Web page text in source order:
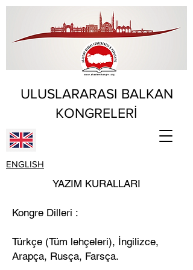
ULUSLARARASI BALKAN
KONGRELERİ
ENGLISH
YAZIM KURALLARI
Kongre Dilleri :
Türkçe (Tüm lehçeleri), İngilizce,
Arapça, Rusça, Farsça.